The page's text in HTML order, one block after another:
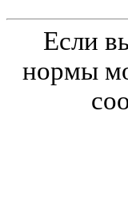
Если
нормы